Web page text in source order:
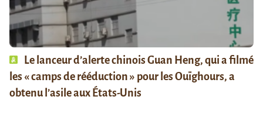
Le lanceur d’alerte chinois Guan Heng, qui a filmé
les « camps de rééduction » pour les Ouïghours, a
obtenu l’asile aux États-Unis